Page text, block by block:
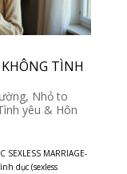
TÌNH
, Nhỏ to
yêu & Hôn
SEXLESS MARRIAGE-
dục (sexless